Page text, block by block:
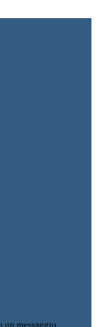
un messaggio